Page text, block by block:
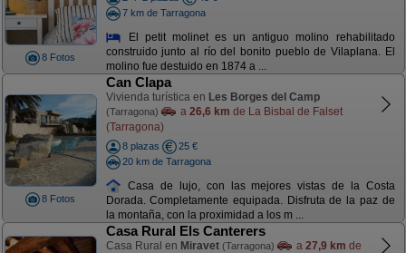
8 Fotos
7 km de Tarragona
El petit molinet es un antiguo molino rehabilitado
construido junto al río del bonito pueblo de Vilaplana. El
molino fue destuido en 1874 a ...
8 Fotos
Can Clapa
Vivienda turística en Les Borges del Camp
(Tarragona) a 26,6 km de La Bisbal de Falset
(Tarragona)
8 plazas
25 €
20 km de Tarragona
Casa de lujo, con las mejores vistas de la Costa
Dorada. Completamente equipada. Disfruta de la paz de
la montaña, con la proximidad a los m ...
Casa Rural Els Canterers
Casa Rural en Miravet (Tarragona) a 27,9 km de